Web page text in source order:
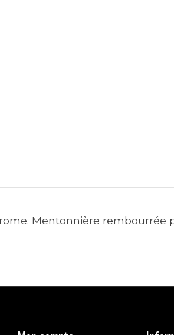
Mentonnière rembourrée